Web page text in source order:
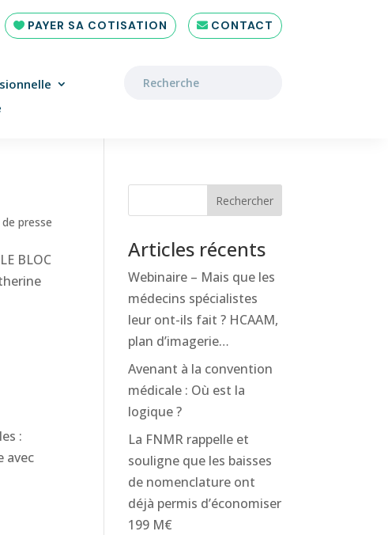
PAYER SA COTISATION CONTACT
presse
BLOC
:
avec
Rechercher
Articles récents
Webinaire – Mais que les
médecins spécialistes
leur ont-ils fait ? HCAAM,
plan d’imagerie…
Avenant à la convention
médicale : Où est la
logique ?
La FNMR rappelle et
souligne que les baisses
de nomenclature ont
déjà permis d’économiser
199 M€